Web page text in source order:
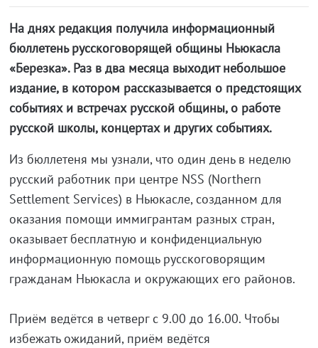
На днях редакция получила информационный
бюллетень русскоговорящей общины Ньюкасла
«Березка». Раз в два месяца выходит небольшое
издание, в котором рассказывается о предстоящих
событиях и встречах русской общины, о работе
русской школы, концертах и других событиях.
Из бюллетеня мы узнали, что один день в неделю
русский работник при центре NSS (Northern
Settlement Services) в Ньюкасле, созданном для
оказания помощи иммигрантам разных стран,
оказывает бесплатную и конфиденциальную
информационную помощь русскоговорящим
гражданам Ньюкасла и окружающих его районов.
Приём ведётся в четверг с 9.00 до 16.00. Чтобы
избежать ожиданий, приём ведётся